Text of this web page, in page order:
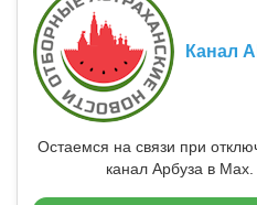
Канал
Остаемся на связи при
канал Арбуза в Max.